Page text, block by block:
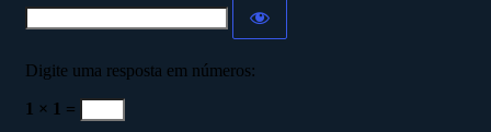
Digite uma resposta em números:
1 × 1 =